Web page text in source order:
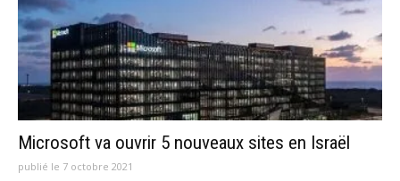
Microsoft va ouvrir 5 nouveaux sites en Israël
publié le 7 octobre 2021